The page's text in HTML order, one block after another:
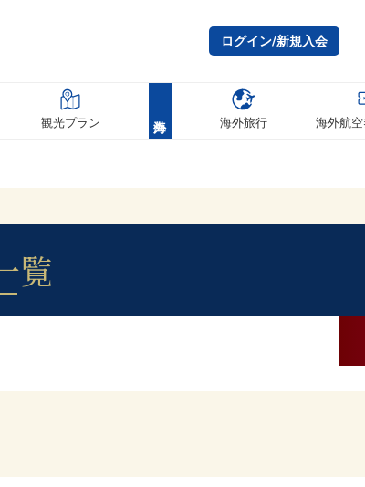
ログイン/新規入会
観光プラン 海外旅行 海外航
級旅館・高級ホテル KNTハイクラス Blue Planet
覧